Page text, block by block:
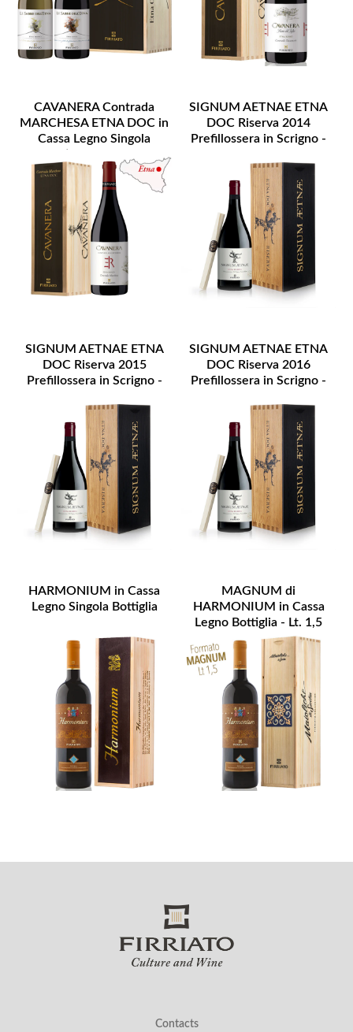
CAVANERA Contrada
MARCHESA ETNA DOC in
Cassa Legno Singola
SIGNUM AETNAE ETNA
DOC Riserva 2014
Prefillossera in Scrigno -
SIGNUM AETNAE ETNA
DOC Riserva 2015
Prefillossera in Scrigno -
SIGNUM AETNAE ETNA
DOC Riserva 2016
Prefillossera in Scrigno -
HARMONIUM in Cassa
Legno Singola Bottiglia
MAGNUM di
HARMONIUM in Cassa
Legno Bottiglia - Lt. 1,5
Disponibilità Limitata
Contacts